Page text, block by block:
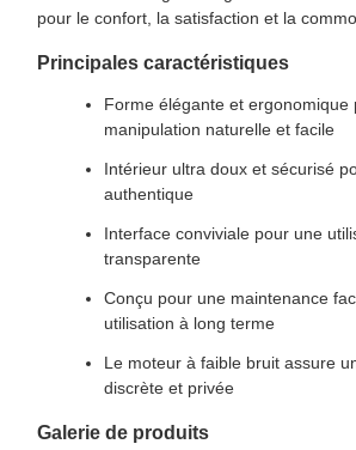
pour le confort, la satisfaction et la
Principales caractéristiques
Forme élégante et ergonomique
manipulation naturelle et facile
Intérieur ultra doux et sécurisé
authentique
Interface conviviale pour une
transparente
Conçu pour une maintenance
utilisation à long terme
Le moteur à faible bruit assure
discrète et privée
Galerie de produits